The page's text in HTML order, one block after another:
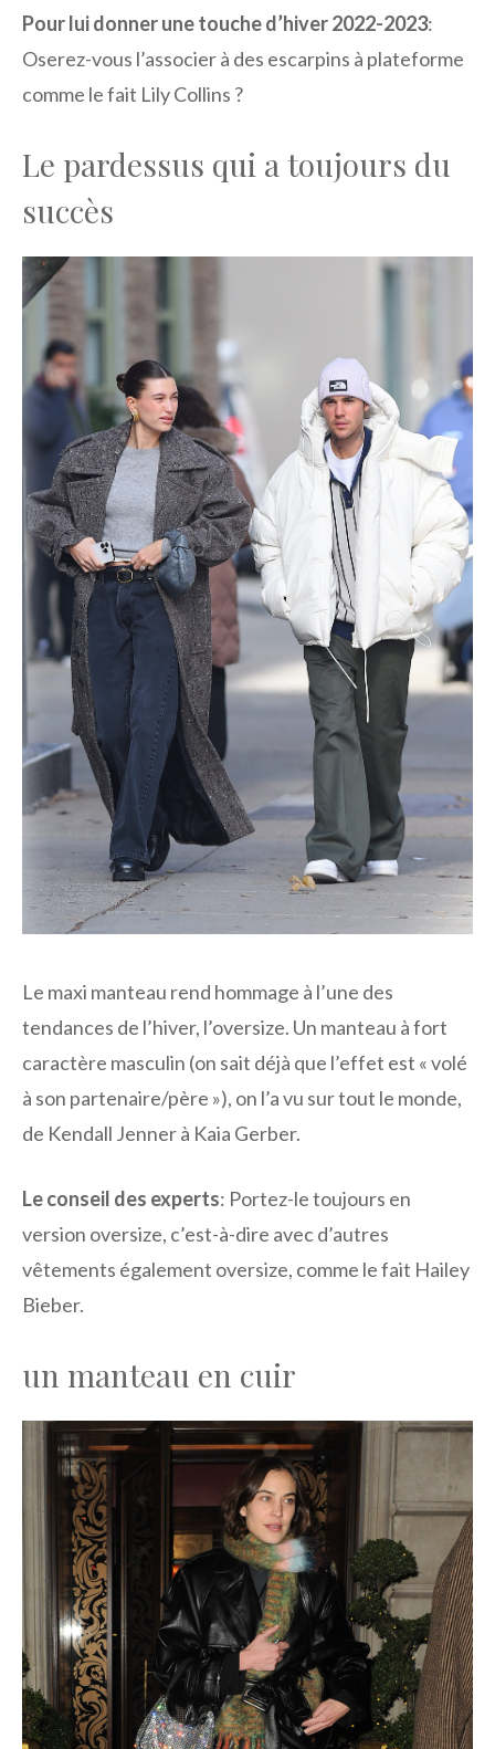
Pour lui donner une touche d’hiver 2022-2023:
Oserez-vous l’associer à des escarpins à plateforme
comme le fait Lily Collins ?
Le pardessus qui a toujours du
succès
Le maxi manteau rend hommage à l’une des
tendances de l’hiver, l’oversize. Un manteau à fort
caractère masculin (on sait déjà que l’effet est « volé
à son partenaire/père »), on l’a vu sur tout le monde,
de Kendall Jenner à Kaia Gerber.
Le conseil des experts: Portez-le toujours en
version oversize, c’est-à-dire avec d’autres
vêtements également oversize, comme le fait Hailey
Bieber.
un manteau en cuir